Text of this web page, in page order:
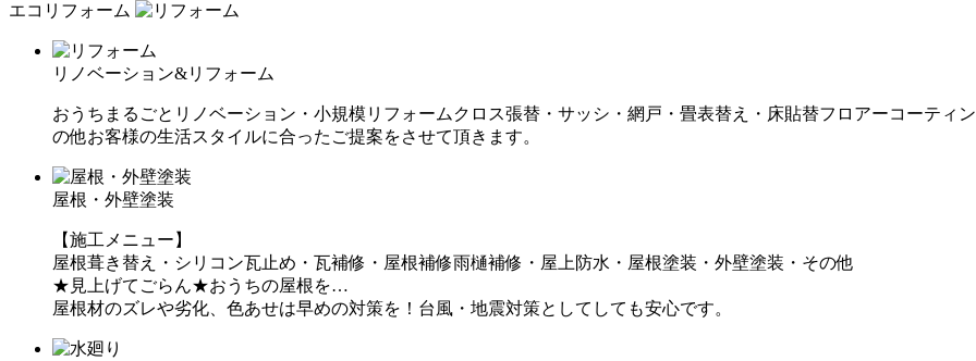
エコリフォーム
リノベーション&リフォーム
おうちまるごとリノベーション・小規模リフォームクロス張替・サッシ・網戸・畳表替え・床貼替フロアーコーティ
の他お客様の生活スタイルに合ったご提案をさせて頂きます。
屋根・外壁塗装
【施工メニュー】
屋根葺き替え・シリコン瓦止め・瓦補修・屋根補修雨樋補修・屋上防水・屋根塗装・外壁塗装・その他
★見上げてごらん★おうちの屋根を…
屋根材のズレや劣化、色あせは早めの対策を！台風・地震対策としてしても安心です。